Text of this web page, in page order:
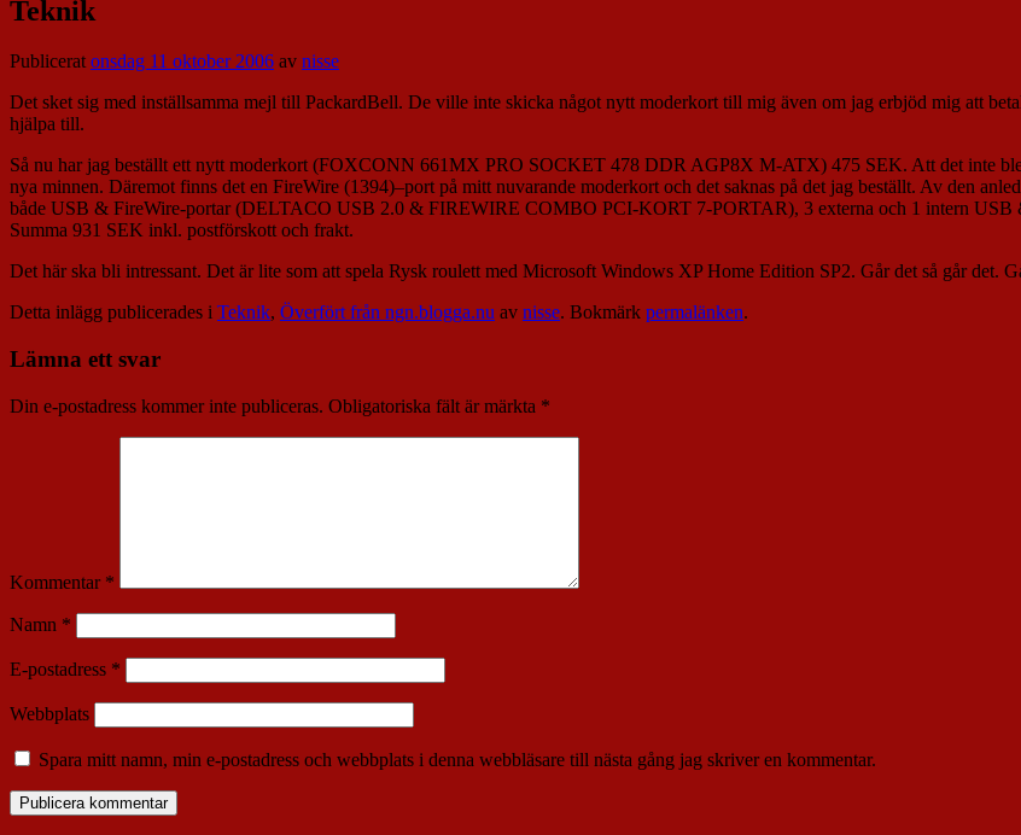
Teknik
Publiceratonsdag 11 oktober 2006 av nisse
Det sket sig med inställsamma mejl till PackardBell. De ville inte skicka något nytt moderkort till mig även om jag erbjöd mig att
hjälpa till.
Så nu har jag beställt ett nytt moderkort (FOXCONN 661MX PRO SOCKET 478 DDR AGP8X M-ATX) 475 SEK. Att det inte
nya minnen. Däremot finns det en FireWire (1394)–port på mitt nuvarande moderkort och det saknas på det jag beställt. Av den
både USB & FireWire-portar (DELTACO USB 2.0 & FIREWIRE COMBO PCI-KORT 7-PORTAR), 3 externa och 1 intern USB
Summa 931 SEK inkl. postförskott och frakt.
Det här ska bli intressant. Det är lite som att spela Rysk roulett med Microsoft Windows XP Home Edition SP2. Går det så går det.
Detta inlägg publicerades i Teknik, Överfört från ngn.blogga.nu av nisse. Bokmärk permalänken.
Lämna ett svar
Din e-postadress kommer inte publiceras. Obligatoriska fält är märkta *
Kommentar *
Namn *
E-postadress *
Webbplats
Spara mitt namn, min e-postadress och webbplats i denna webbläsare till nästa gång jag skriver en kommentar.